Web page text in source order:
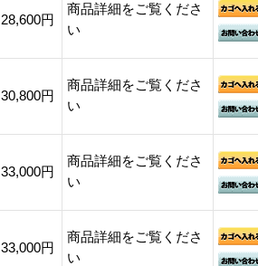
28,600円
商品詳細をご覧くださ
い
30,800円
商品詳細をご覧くださ
い
33,000円
商品詳細をご覧くださ
い
33,000円
商品詳細をご覧くださ
い